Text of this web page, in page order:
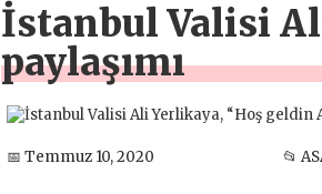
İstanbul Valisi
paylaşımı
📅 Temmuz 10, 2020 📂